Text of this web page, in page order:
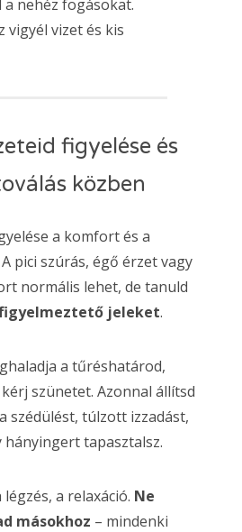
nehéz fogásokat.
vigyél vizet és kis
figyelése és
közben
a komfort és a
pici szúrás, égő érzet vagy
normális lehet, de tanuld
jeleket.
a tűréshatárod,
szünetet. Azonnal állítsd
szédülést, túlzott izzadást,
tapasztalsz.
a relaxáció. Ne
másokhoz – mindenki